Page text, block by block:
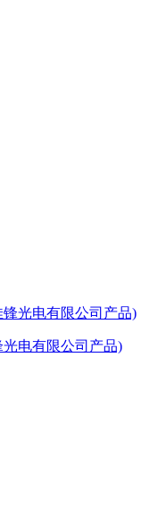
电有限公司产品)